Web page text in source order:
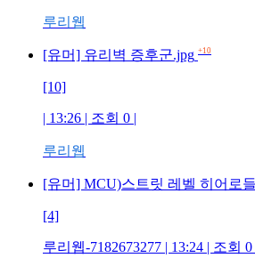
루리웹
[유머] 유리벽 증후군.jpg +10
[10]
| 13:26 | 조회 0 |
루리웹
[유머] MCU)스트릿 레벨 히어로
[4]
루리웹-7182673277 | 13:24 | 조회 0